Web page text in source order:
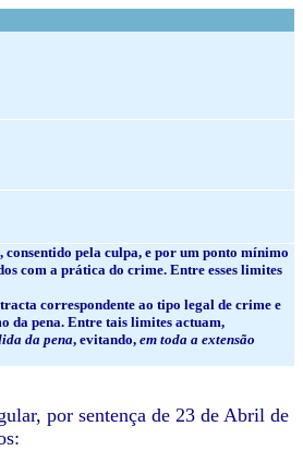
pela culpa, e por um ponto mínimo
com a prática do crime. Entre esses limites
correspondente ao tipo legal de crime e
da pena. Entre tais limites actuam,
da pena, evitando, em toda a extensão
por sentença de 23 de Abril de